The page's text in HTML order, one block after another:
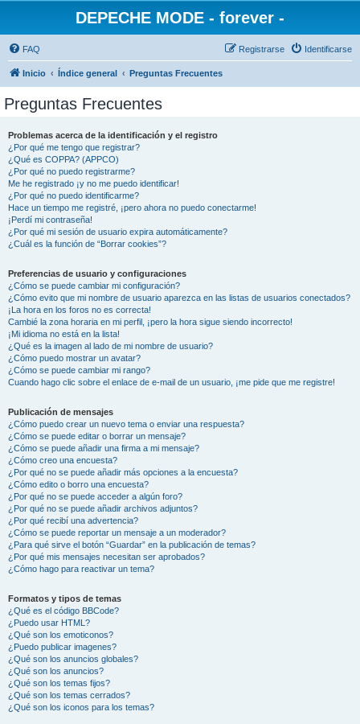
DEPECHE MODE - forever -
FAQ Identificarse
Registrarse
Inicio Índice general Preguntas Frecuentes
Preguntas Frecuentes
Problemas acerca de la identificación y el registro
¿Por qué me tengo que registrar?
¿Qué es COPPA? (APPCO)
¿Por qué no puedo registrarme?
Me he registrado ¡y no me puedo identificar!
¿Por qué no puedo identificarme?
Hace un tiempo me registré, ¡pero ahora no puedo conectarme!
¡Perdí mi contraseña!
¿Por qué mi sesión de usuario expira automáticamente?
¿Cuál es la función de “Borrar cookies”?
Preferencias de usuario y configuraciones
¿Cómo se puede cambiar mi configuración?
¿Cómo evito que mi nombre de usuario aparezca en las listas de usuarios conectados?
¡La hora en los foros no es correcta!
Cambié la zona horaria en mi perfil, ¡pero la hora sigue siendo incorrecto!
¡Mi idioma no está en la lista!
¿Qué es la imagen al lado de mi nombre de usuario?
¿Cómo puedo mostrar un avatar?
¿Cómo se puede cambiar mi rango?
Cuando hago clic sobre el enlace de e-mail de un usuario, ¡me pide que me registre!
Publicación de mensajes
¿Cómo puedo crear un nuevo tema o enviar una respuesta?
¿Cómo se puede editar o borrar un mensaje?
¿Cómo se puede añadir una firma a mi mensaje?
¿Cómo creo una encuesta?
¿Por qué no se puede añadir más opciones a la encuesta?
¿Cómo edito o borro una encuesta?
¿Por qué no se puede acceder a algún foro?
¿Por qué no se puede añadir archivos adjuntos?
¿Por qué recibí una advertencia?
¿Cómo se puede reportar un mensaje a un moderador?
¿Para qué sirve el botón “Guardar” en la publicación de temas?
¿Por qué mis mensajes necesitan ser aprobados?
¿Cómo hago para reactivar un tema?
Formatos y tipos de temas
¿Qué es el código BBCode?
¿Puedo usar HTML?
¿Qué son los emoticonos?
¿Puedo publicar imagenes?
¿Qué son los anuncios globales?
¿Qué son los anuncios?
¿Qué son los temas fijos?
¿Qué son los temas cerrados?
¿Qué son los iconos para los temas?